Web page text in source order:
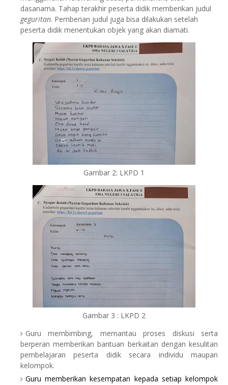
dasanama. Tahap terakhir peserta didik memberikan judul
geguritan. Pemberian judul juga bisa dilakukan setelah
peserta didik menentukan objek yang akan diamati.
Gambar 2: LKPD 1
Gambar 3 : LKPD 2
Guru membimbing, memantau proses diskusi serta
berperan memberikan bantuan berkaitan dengan kesulitan
pembelajaran peserta didik secara individu maupan
kelompok.
Guru memberikan kesempatan kepada setiap kelompok